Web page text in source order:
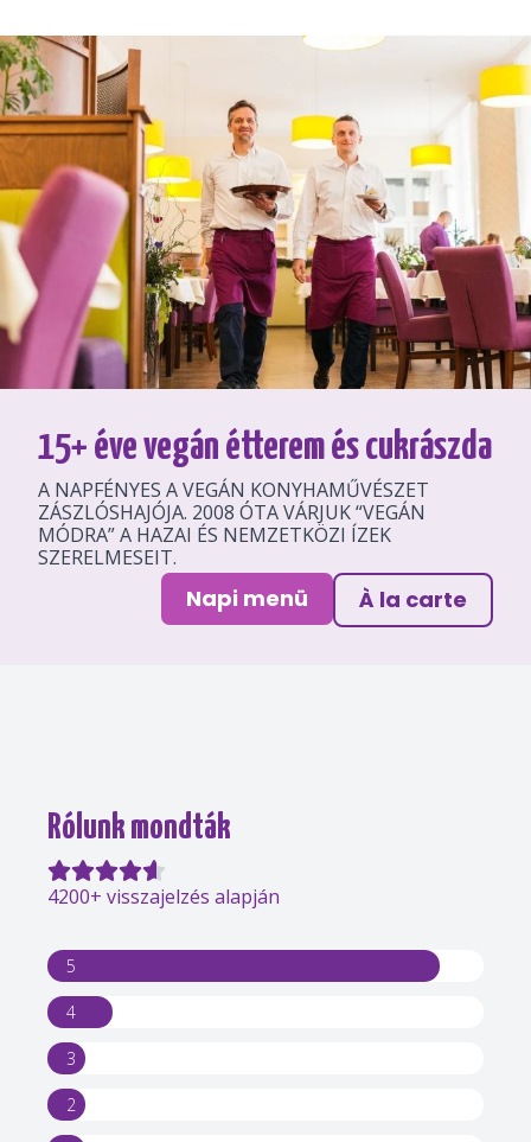
15+ éve vegán étterem és cukrászda
A NAPFÉNYES A VEGÁN KONYHAMŰVÉSZET
ZÁSZLÓSHAJÓJA. 2008 ÓTA VÁRJUK “VEGÁN
MÓDRA” A HAZAI ÉS NEMZETKÖZI ÍZEK
SZERELMESEIT.
Napi menü À la carte
Rólunk mondták
4200+ visszajelzés alapján
5
4
3
2